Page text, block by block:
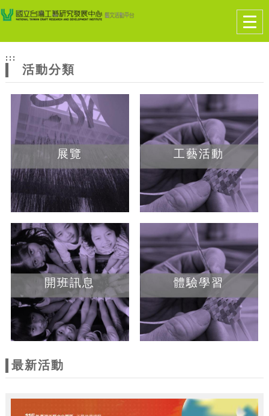
網
站
主
題
跳到主要內容
網站導覽
:::
活動分類
展覽 工藝活動
開班訊息 體驗學習
最新活動